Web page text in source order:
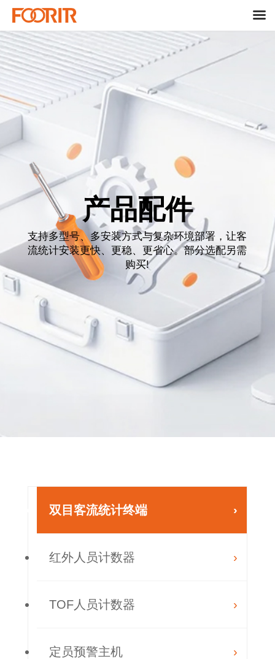
产品配件
支持多型号、多安装方式与复杂环境部署，让客
流统计安装更快、更稳、更省心。部分选配另需
购买!
双目客流统计终端
红外人员计数器
TOF人员计数器
定员预警主机